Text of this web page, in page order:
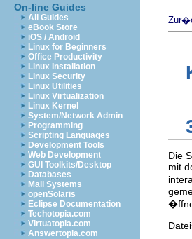
On-line Guides
All Guides
eBook Store
iOS / Android
Linux for Beginners
Office Productivity
Linux Installation
Linux Security
Linux Utilities
Linux Virtualization
Linux Kernel
System/Network Admin
Programming
Scripting Languages
Development Tools
Web Development
GUI Toolkits/Desktop
Databases
Mail Systems
openSolaris
Eclipse Documentation
Techotopia.com
Virtuatopia.com
Answertopia.com
Die
mit